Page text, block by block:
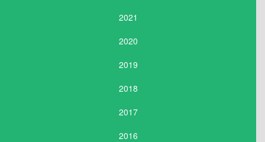
2021
2020
2019
2018
2017
2016